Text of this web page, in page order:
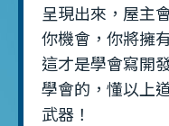
呈現出來，屋主
你機會，你將擁
這才是學會寫開
學會的，懂以上
武器！